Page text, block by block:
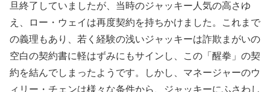
旦終了していましたが、当時のジャッキー人気の高さゆ
え、ロー・ウェイは再度契約を持ちかけました。これまで
の義理もあり、若く経験の浅いジャッキーは詐欺まがいの
空白の契約書に軽はずみにもサインし、この「醒拳」の契
約を結んでしまったようです。しかし、マネージャーのウ
ィリー・チェンは様々な条件から、ジャッキーにふさわし